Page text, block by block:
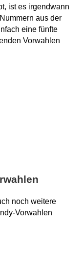
ist es irgendwann
aus der
eine fünfte
Vorwahlen
noch weitere
Vorwahlen